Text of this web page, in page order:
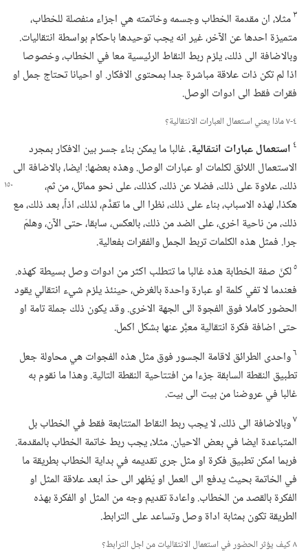
٣مثلا،‏ ان مقدمة الخطاب وجسمه وخاتمته هي اجزاء منفصلة للخطاب،‏
متميزة احدها عن الآخر،‏ غير انه يجب توحيدها باحكام بواسطة انتقاليات.‏
وبالاضافة الى ذلك،‏ يلزم ربط النقاط الرئيسية معا في الخطاب،‏ وخصوصا
اذا لم تكن ذات علاقة مباشرة جدا بمحتوى الافكار.‏ او احيانا تحتاج جمل او
فقرات فقط الى ادوات الوصل.‏
٤-‏٧ ماذا يعني استعمال العبارات الانتقالية؟‏
٤ استعمال عبارات انتقالية.‏غالبا ما يمكن بناء جسر بين الافكار بمجرد
الاستعمال اللائق لكلمات او عبارات الوصل.‏ وهذه بعضها:‏ ايضا،‏ بالاضافة الى
ذلك،‏ علاوة على ذلك،‏ فضلا عن ذلك،‏كذلك،‏ على نحو مماثل،‏ من ثم،‏
هكذا،‏ لهذه الاسباب،‏ بناء على ذلك،‏ نظرا الى ما تقدَّم،‏ لذلك،‏ اذاً،‏ بعد ذلك،‏ مع
ذلك،‏ من ناحية اخرى،‏ على الضد من ذلك،‏ بالعكس،‏ سابقا،‏ حتى الآن،‏ وهلمّ
جرا.‏ فمثل هذه الكلمات تربط الجمل والفقرات بفعالية.‏
٥لكنّ صفة الخطابة هذه غالبا ما تتطلب اكثر من ادوات وصل بسيطة كهذه.‏
فعندما لا تفي كلمة او عبارة واحدة بالغرض،‏ حينئذ يلزم شيء انتقالي يقود
الحضور كاملا فوق الفجوة الى الجهة الاخرى.‏ وقد يكون ذلك جملة تامة او
حتى اضافة فكرة انتقالية معبَّر عنها بشكل اكمل.‏
٦واحدى الطرائق لاقامة الجسور فوق مثل هذه الفجوات هي محاولة جعل
تطبيق النقطة السابقة جزءا من افتتاحية النقطة التالية.‏ وهذا ما نقوم به
غالبا في عروضنا من بيت الى بيت.‏
٧وبالاضافة الى ذلك،‏ لا يجب ربط النقاط المتتابعة فقط في الخطاب بل
المتباعدة ايضا في بعض الاحيان.‏ مثلا،‏ يجب ربط خاتمة الخطاب بالمقدمة.‏
فربما امكن تطبيق فكرة او مثل جرى تقديمه في بداية الخطاب بطريقة ما
في الخاتمة بحيث يدفع الى العمل او يُظهر الى حدّ ابعد علاقة المثل او
الفكرة بالقصد من الخطاب.‏ واعادة تقديم وجه من المثل او الفكرة بهذه
الطريقة تكون بمثابة اداة وصل وتساعد على الترابط.‏
٨ كيف يؤثر الحضور في استعمال الانتقاليات من اجل الترابط؟‏